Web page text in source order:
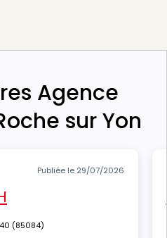
Agence
sur Yon
Publiée le 29/07/2026
(85084)